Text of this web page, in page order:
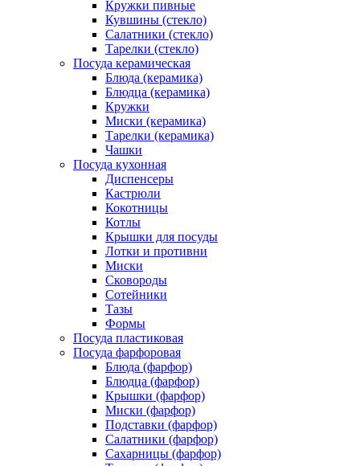
Кружки пивные
Кувшины (стекло)
Салатники (стекло)
Тарелки (стекло)
Посуда керамическая
Блюда (керамика)
Блюдца (керамика)
Кружки
Миски (керамика)
Тарелки (керамика)
Чашки
Посуда кухонная
Диспенсеры
Кастрюли
Кокотницы
Котлы
Крышки для посуды
Лотки и противни
Миски
Сковороды
Сотейники
Тазы
Формы
Посуда пластиковая
Посуда фарфоровая
Блюда (фарфор)
Блюдца (фарфор)
Крышки (фарфор)
Миски (фарфор)
Подставки (фарфор)
Салатники (фарфор)
Сахарницы (фарфор)